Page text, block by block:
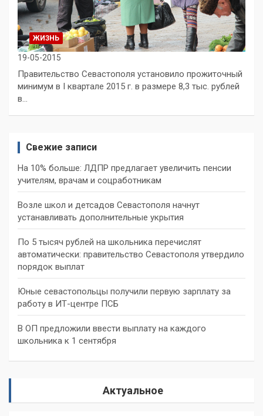
ЖИЗНЬ
19-05-2015
Правительство Севастополя установило прожиточный
минимум в І квартале 2015 г. в размере 8,3 тыс. рублей
в…
Свежие записи
На 10% больше: ЛДПР предлагает увеличить пенсии
учителям, врачам и соцработникам
Возле школ и детсадов Севастополя начнут
устанавливать дополнительные укрытия
По 5 тысяч рублей на школьника перечислят
автоматически: правительство Севастополя утвердило
порядок выплат
Юные севастопольцы получили первую зарплату за
работу в ИТ-центре ПСБ
В ОП предложили ввести выплату на каждого
школьника к 1 сентября
Актуальное